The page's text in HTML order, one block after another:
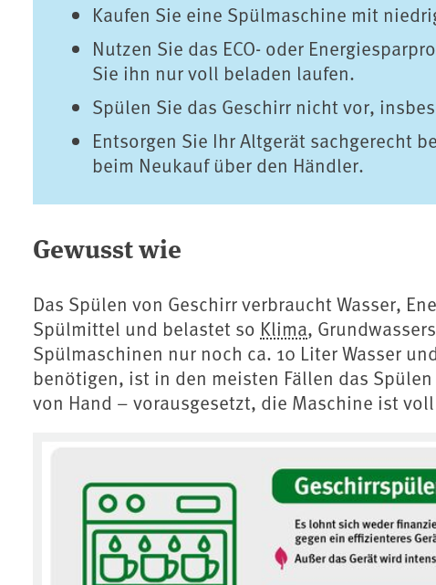
Kaufen Sie eine Spülmaschine mit
Nutzen Sie das ECO- oder
Sie ihn nur voll beladen laufen.
Spülen Sie das Geschirr nicht vor,
Entsorgen Sie Ihr Altgerät sachgerecht
beim Neukauf über den Händler.
Gewusst wie
Das Spülen von Geschirr verbraucht Wasser,
Spülmittel und belastet so Klima,
Spülmaschinen nur noch ca. 10 Liter Wasser
benötigen, ist in den meisten Fällen das
von Hand – vorausgesetzt, die Maschine ist